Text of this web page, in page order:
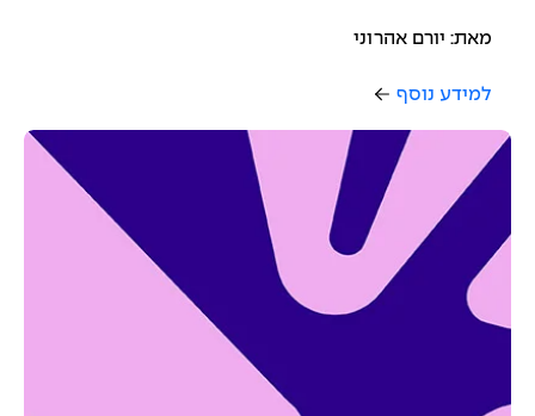
מאת: יורם אהרוני
למידע נוסף